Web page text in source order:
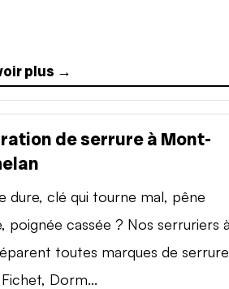
plus →
de serrure à Mont-
dure, clé qui tourne mal, pêne
poignée cassée ? Nos serruriers
toutes marques de
Dorm...